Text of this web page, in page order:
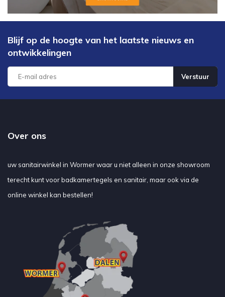
Blijf op de hoogte van het laatste nieuws en
ontwikkelingen
Verstuur
Over ons
uw sanitairwinkel in Wormer waar u niet alleen in onze showroom
terecht kunt voor badkamertegels en sanitair, maar ook via de
online winkel kan bestellen!